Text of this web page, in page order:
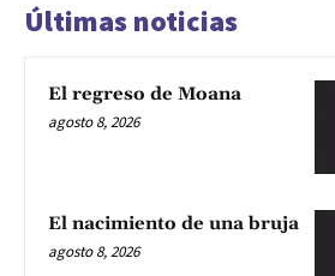
Últimas noticias
El regreso de Moana
agosto 8, 2026
El nacimiento de una bruja
agosto 8, 2026